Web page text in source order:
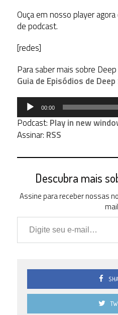
Ouça em nosso player
de podcast.
[redes]
Para saber mais sobre
Guia de Episódios de Deep
Tocador
áudio
00:00
Podcast: Play in new
Assinar: RSS
Descubra mais
Assine para receber nossas
Digite seu e-mail…